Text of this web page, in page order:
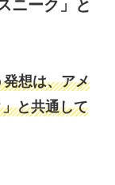
ニーク」と
想は、アメ
と共通して